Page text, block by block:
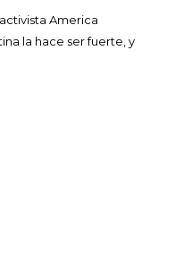
America
la hace ser fuerte, y
la Momposina: el
a la gran